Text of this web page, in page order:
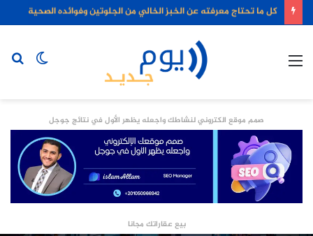
كل ما تحتاج معرفته عن الخبز الخالي من الجلوتين وفوائده الصحية
الوضع
صمم موقع الكتروني لنشاطك واجعله يظهر الأول في نتائج جوجل
بيع عقاراتك مجانا